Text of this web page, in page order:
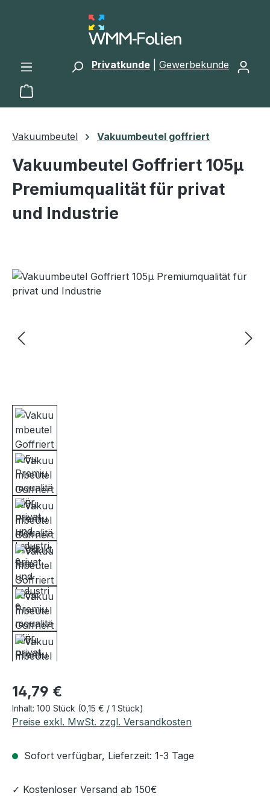
Zum Hauptinhalt springen
Privatkunde Gewerbekunde
Warenkorb enthält 0 Positionen. Der
Vakuumbeutel Vakuumbeutel goffriert
Vakuumbeutel Goffriert 105µ
Premiumqualität für privat
und Industrie
Bildergalerie überspringen
Regulärer Preis:
14,79 €
Inhalt: 100 Stück (0,15 € / 1 Stück)
Preise exkl. MwSt. zzgl. Versandkosten
Sofort verfügbar, Lieferzeit: 1-3 Tage
✓ Kostenloser Versand ab 150€